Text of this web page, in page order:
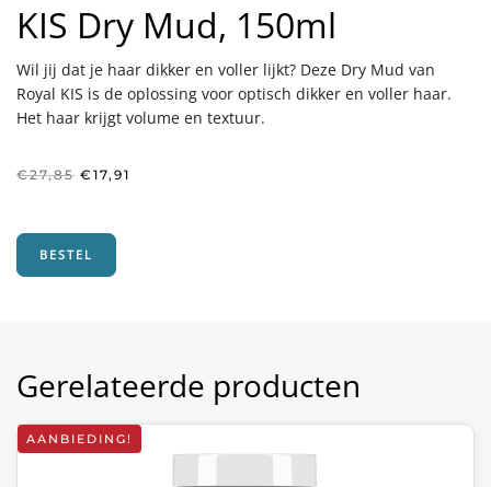
KIS Dry Mud, 150ml
Wil jij dat je haar dikker en voller lijkt? Deze Dry Mud van
Royal KIS is de oplossing voor optisch dikker en voller haar.
Het haar krijgt volume en textuur.
€27,85 Oorspronkelijke
€ 17,91
BESTEL
Gerelateerde producten
AANBIEDING!